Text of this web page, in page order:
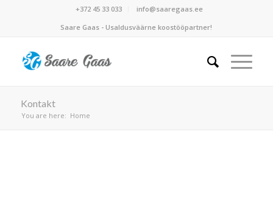
+372 45 33 033
info@saaregaas.ee
Saare Gaas - Usaldusväärne koostööpartner!
Kontakt
You are here: Home